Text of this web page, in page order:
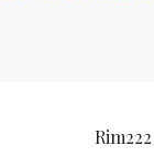
Rim222